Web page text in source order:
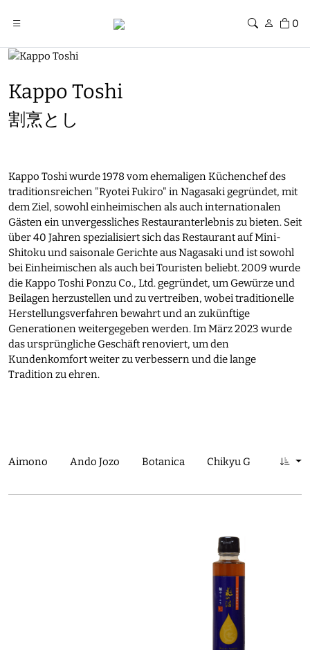
0
Kappo Toshi
割烹とし
Kappo Toshi wurde 1978 vom ehemaligen Küchenchef des
traditionsreichen "Ryotei Fukiro" in Nagasaki gegründet, mit
dem Ziel, sowohl einheimischen als auch internationalen
Gästen ein unvergessliches Restauranterlebnis zu bieten. Seit
über 40 Jahren spezialisiert sich das Restaurant auf Mini-
Shitoku und saisonale Gerichte aus Nagasaki und ist sowohl
bei Einheimischen als auch bei Touristen beliebt. 2009 wurde
die Kappo Toshi Ponzu Co., Ltd. gegründet, um Gewürze und
Beilagen herzustellen und zu vertreiben, wobei traditionelle
Herstellungsverfahren bewahrt und an zukünftige
Generationen weitergegeben werden. Im März 2023 wurde
das ursprüngliche Geschäft renoviert, um den
Kundenkomfort weiter zu verbessern und die lange
Tradition zu ehren.
Aimono Ando Jozo Botanica Chikyu Greetings